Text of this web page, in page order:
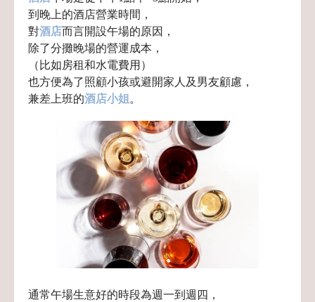
到晚上的酒店營業時間，
對酒店而言開設午場的原因，
除了分攤晚場的營運成本，
（比如房租和水電費用）
也方便為了照顧小孩或避開家人及男友顧慮，
兼差上班的酒店小姐 。
通常午場生意好的時段為週一到週四，